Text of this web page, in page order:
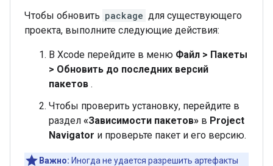
Чтобы обновить package для существующего
проекта, выполните следующие действия:
В Xcode перейдите в меню Файл > Пакеты
> Обновить до последних версий
пакетов .
Чтобы проверить установку, перейдите в
раздел «Зависимости пакетов» в Project
Navigator и проверьте пакет и его версию.
Важно: Иногда не удается разрешить артефакты